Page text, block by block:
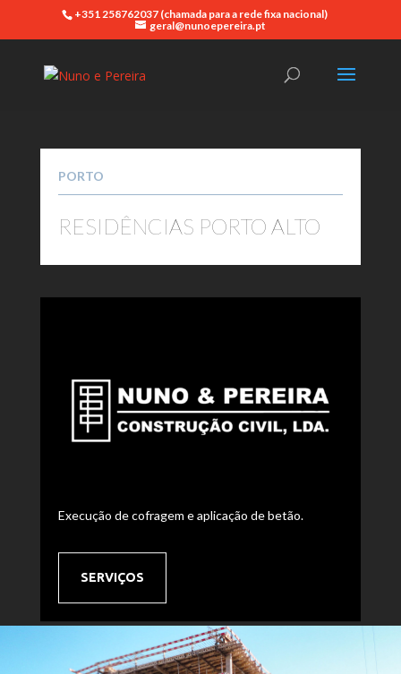
+351 258762037 (chamada para a rede fixa nacional)
geral@nunoepereira.pt
PORTO
RESIDÊNCIAS PORTO ALTO
Execução de cofragem e aplicação de betão.
SERVIÇOS